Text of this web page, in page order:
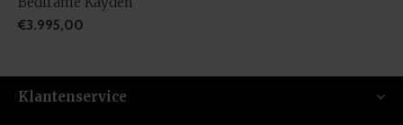
€3.995,00
Klantenservice